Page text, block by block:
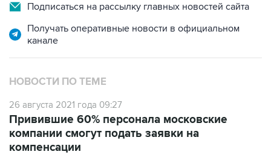
Подписаться на рассылку главных новостей сайта
Получать оперативные новости в официальном
канале
НОВОСТИ ПО ТЕМЕ
26 августа 2021 года 09:27
Привившие 60% персонала московские
компании смогут подать заявки на
компенсации